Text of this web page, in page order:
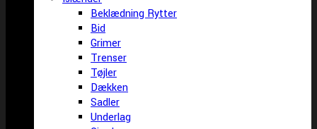
Beklædning Rytter
Bid
Grimer
Trenser
Tøjler
Dækken
Sadler
Underlag